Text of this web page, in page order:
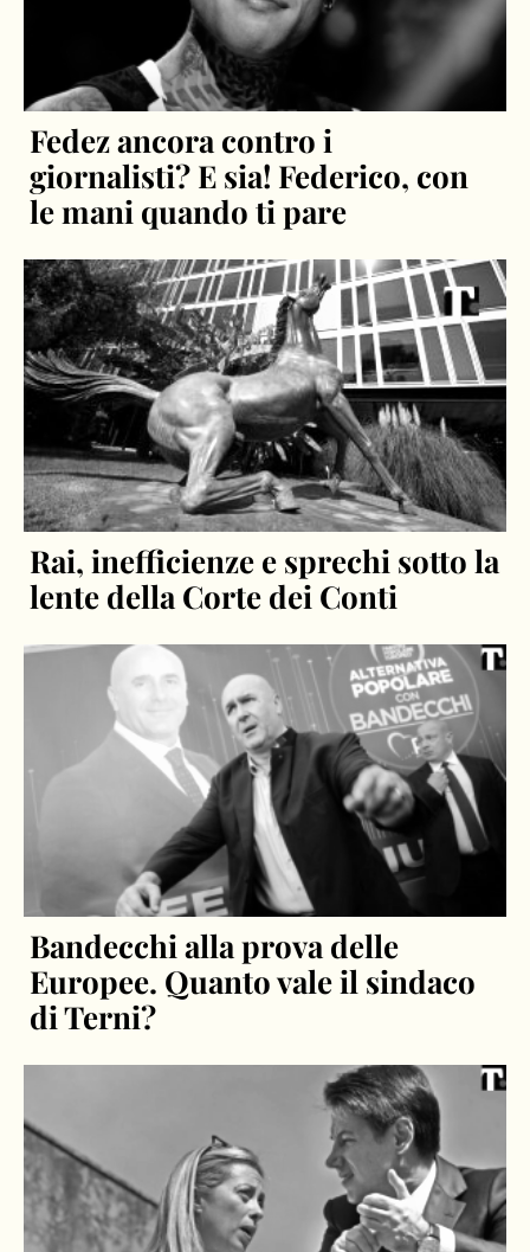
Fedez ancora contro i
giornalisti? E sia! Federico, con
le mani quando ti pare
Rai, inefficienze e sprechi sotto la
lente della Corte dei Conti
Bandecchi alla prova delle
Europee. Quanto vale il sindaco
di Terni?